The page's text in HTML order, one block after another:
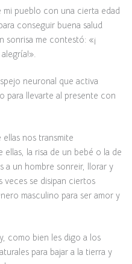
pueblo con una cierta edad
conseguir buena salud
sonrisa me contestó: «¡
neuronal que activa
para llevarte al presente con
ellas nos transmite
la risa de un bebé o la de
a un hombre sonreir, llorar y
veces se disipan ciertos
masculino para ser amor y
como bien les digo a los
para bajar a la tierra y